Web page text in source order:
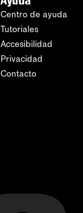
Centro de ayuda
Tutoriales
Accesibilidad
Privacidad
Contacto